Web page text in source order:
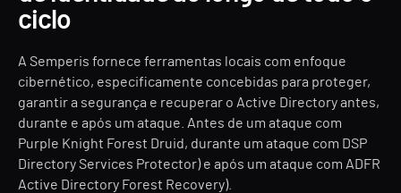
ciclo
A Semperis fornece ferramentas locais com enfoque
cibernético, especificamente concebidas para proteger,
garantir a segurança e recuperar o Active Directory antes,
durante e após um ataque. Antes de um ataque com
Purple Knight Forest Druid, durante um ataque com DSP
Directory Services Protector) e após um ataque com ADFR
Active Directory Forest Recovery).